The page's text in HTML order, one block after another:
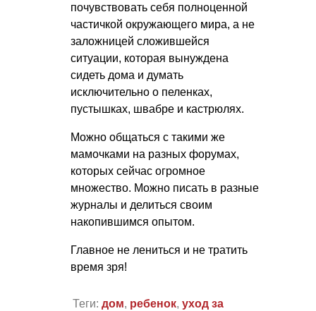
почувствовать себя полноценной
частичкой окружающего мира, а не
заложницей сложившейся
ситуации, которая вынуждена
сидеть дома и думать
исключительно о пеленках,
пустышках, швабре и кастрюлях.
Можно общаться с такими же
мамочками на разных форумах,
которых сейчас огромное
множество. Можно писать в разные
журналы и делиться своим
накопившимся опытом.
Главное не лениться и не тратить
время зря!
Теги: дом, ребенок, уход за